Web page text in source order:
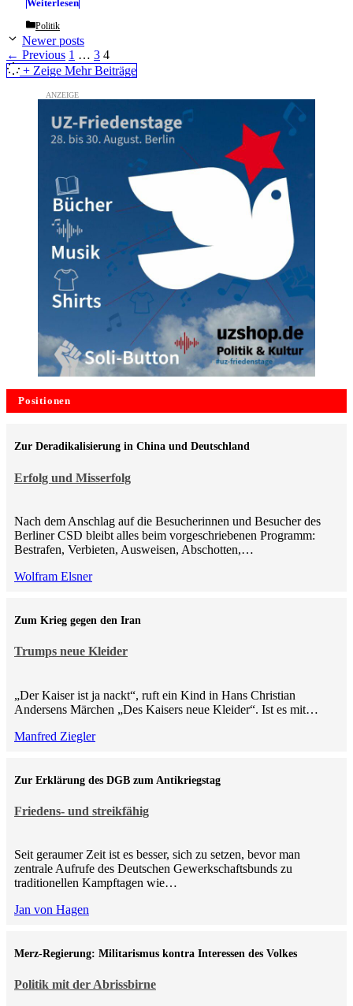
Weiterlesen
Categories
Politik
Newer posts
← Previous Page
1 … Page
3 Page
4
+ Zeige Mehr Beiträge
Positionen
Erfolg und Misserfolg
Zur Deradikalisierung in China und Deutschland
Nach dem Anschlag auf die Besucherinnen und Besucher des
Berliner CSD bleibt alles beim vorgeschriebenen Programm:
Bestrafen, Verbieten, Ausweisen, Abschotten,…
Wolfram Elsner
Trumps neue Kleider
Zum Krieg gegen den Iran
„Der Kaiser ist ja nackt“, ruft ein Kind in Hans Christian
Andersens Märchen „Des Kaisers neue Kleider“. Ist es mit…
Manfred Ziegler
Friedens- und streikfähig
Zur Erklärung des DGB zum Antikriegstag
Seit geraumer Zeit ist es besser, sich zu setzen, bevor man
zentrale Aufrufe des Deutschen Gewerkschaftsbunds zu
traditionellen Kampftagen wie…
Jan von Hagen
Politik mit der Abrissbirne
Merz-Regierung: Militarismus kontra Inte­ressen des Volkes